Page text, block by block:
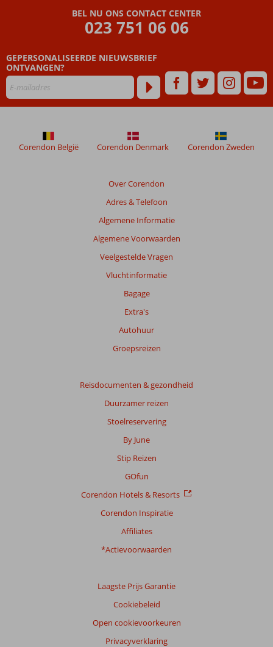
BEL NU ONS CONTACT CENTER
023 751 06 06
GEPERSONALISEERDE NIEUWSBRIEF
ONTVANGEN?
Over Corendon
Adres & Telefoon
Algemene Informatie
Algemene Voorwaarden
Veelgestelde Vragen
Vluchtinformatie
Bagage
Extra's
Autohuur
Groepsreizen
Reisdocumenten & gezondheid
Duurzamer reizen
Stoelreservering
By June
Stip Reizen
GOfun
Corendon Hotels & Resorts
Corendon Inspiratie
Affiliates
*Actievoorwaarden
Laagste Prijs Garantie
Cookiebeleid
Open cookievoorkeuren
Privacyverklaring
Corendon België Corendon Denmark Corendon Zweden